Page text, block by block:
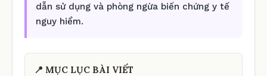
dẫn sử dụng và phòng ngừa biến chứng y tế
nguy hiểm.
📍 MỤC LỤC BÀI VIẾT